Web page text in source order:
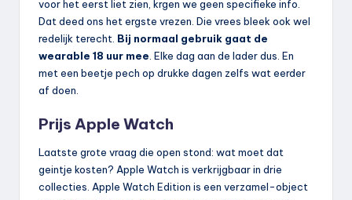
voor het eerst liet zien, krgen we geen specifieke info.
Dat deed ons het ergste vrezen. Die vrees bleek ook wel
redelijk terecht. Bij normaal gebruik gaat de
wearable 18 uur mee . Elke dag aan de lader dus. En
met een beetje pech op drukke dagen zelfs wat eerder
af doen.
Prijs Apple Watch
Laatste grote vraag die open stond: wat moet dat
geintje kosten? Apple Watch is verkrijgbaar in drie
collecties. Apple Watch Edition is een verzamel-object